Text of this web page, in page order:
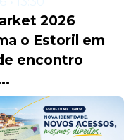
2026
o Estoril em
encontro